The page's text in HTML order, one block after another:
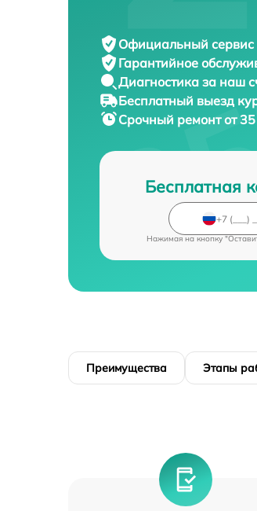
Официальный сервис
Гарантийное
Диагностика за наш
Бесплатный выезд
Срочный ремонтот
Бесплатная
Нажимая на кнопку
Преимущества Этапы